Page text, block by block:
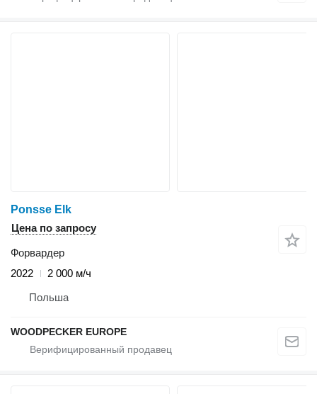
Ponsse Elk
Цена по запросу
Форвардер
2022
2 000 м/ч
Польша
WOODPECKER EUROPE